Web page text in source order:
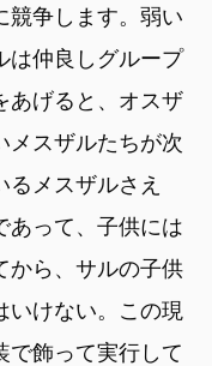
競争します。弱い
は仲良しグループ
あげると、オスザ
メスザルたちが次
メスザルさえ
あって、子供には
から、サルの子供
いけない。この現
で飾って実行して